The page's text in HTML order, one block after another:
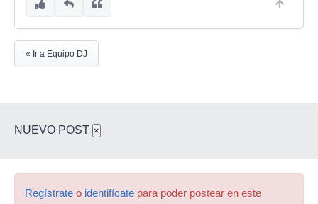
« Ir a Equipo DJ
NUEVO POST ×
Regístrate o identifícate para poder postear en este